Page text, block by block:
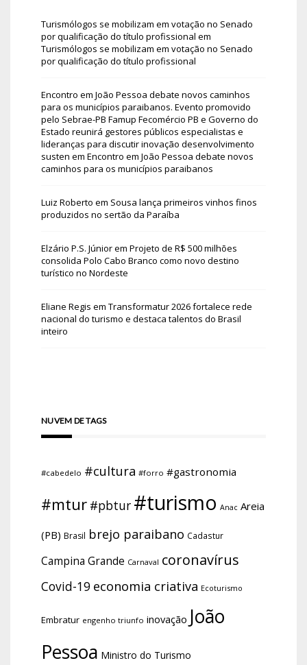
Turismólogos se mobilizam em votação no Senado
por qualificação do título profissional em
Turismólogos se mobilizam em votação no Senado
por qualificação do título profissional
Encontro em João Pessoa debate novos caminhos
para os municípios paraibanos. Evento promovido
pelo Sebrae-PB Famup Fecomércio PB e Governo do
Estado reunirá gestores públicos especialistas e
lideranças para discutir inovação desenvolvimento
susten em Encontro em João Pessoa debate novos
caminhos para os municípios paraibanos
Luiz Roberto em Sousa lança primeiros vinhos finos
produzidos no sertão da Paraíba
Elzário P.S. Júniorem Projeto de R$ 500 milhões
consolida Polo Cabo Branco como novo destino
turístico no Nordeste
Eliane Regis em Transformatur 2026 fortalece rede
nacional do turismo e destaca talentos do Brasil
inteiro
NUVEM DE TAGS
#cabedelo #cultura #forro #gastronomia
#mtur #pbtur #turismo Anac Areia
(PB) Brasil brejo paraibano Cadastur
Campina Grande Carnaval coronavírus
Covid-19 economia criativa Ecoturismo
Embratur engenho triunfo inovação João
Pessoa Ministro do Turismo